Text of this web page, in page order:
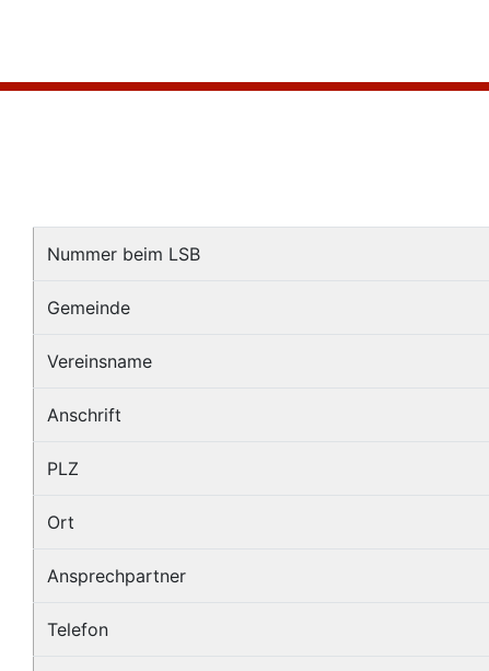
Nummer beim LSB
Gemeinde
Vereinsname
Anschrift
PLZ
Ort
Ansprechpartner
Telefon